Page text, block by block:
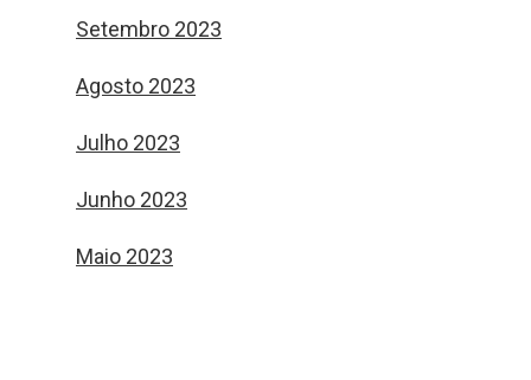
Setembro 2023
Agosto 2023
Julho 2023
Junho 2023
Maio 2023